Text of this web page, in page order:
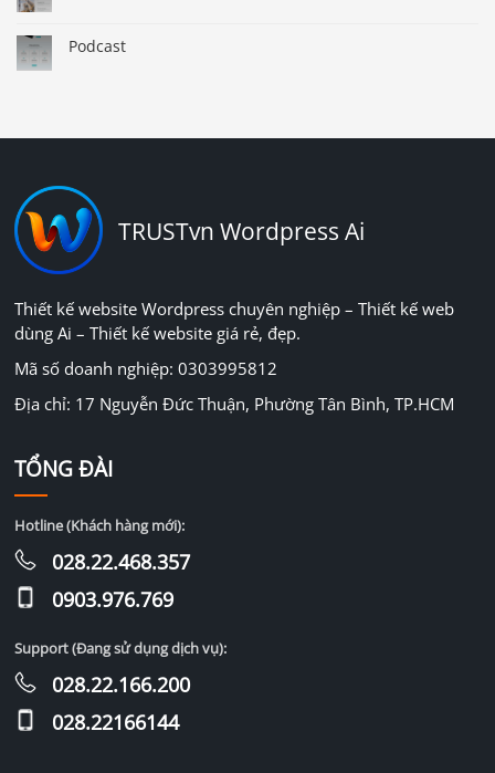
Podcast
TRUSTvn Wordpress Ai
Thiết kế website Wordpress chuyên nghiệp – Thiết kế web
dùng Ai – Thiết kế website giá rẻ, đẹp.
Mã số doanh nghiệp: 0303995812
Địa chỉ: 17 Nguyễn Đức Thuận, Phường Tân Bình, TP.HCM
TỔNG ĐÀI
Hotline (Khách hàng mới):
028.22.468.357
0903.976.769
Support (Đang sử dụng dịch vụ):
028.22.166.200
028.22166144